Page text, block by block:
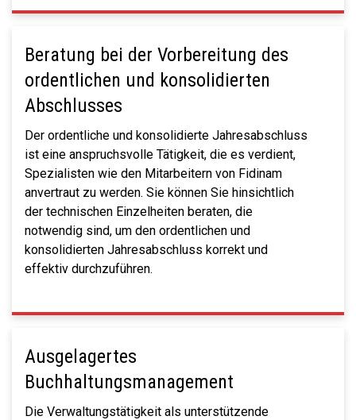
Beratung bei der Vorbereitung des
ordentlichen und konsolidierten
Abschlusses
Der ordentliche und konsolidierte Jahresabschluss
ist eine anspruchsvolle Tätigkeit, die es verdient,
Spezialisten wie den Mitarbeitern von Fidinam
anvertraut zu werden. Sie können Sie hinsichtlich
der technischen Einzelheiten beraten, die
notwendig sind, um den ordentlichen und
konsolidierten Jahresabschluss korrekt und
effektiv durchzuführen.
Ausgelagertes
Buchhaltungsmanagement
Die Verwaltungstätigkeit als unterstützende